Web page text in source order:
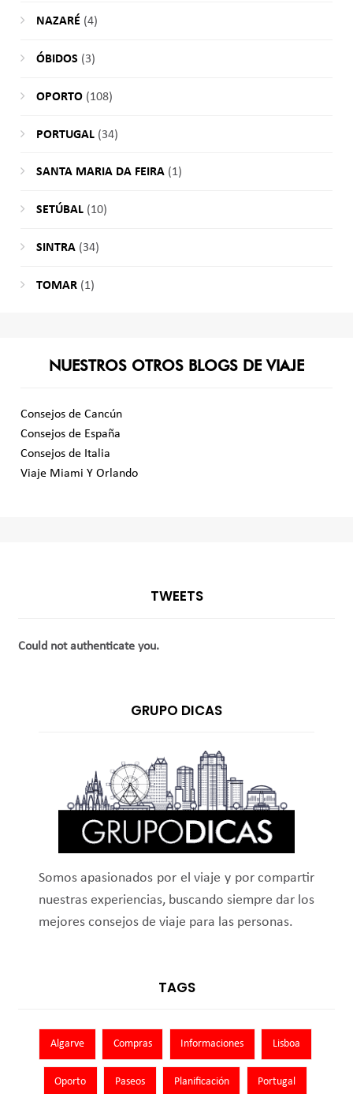
NAZARÉ (4)
ÓBIDOS (3)
OPORTO(108)
PORTUGAL(34)
SANTA MARIA DA FEIRA(1)
SETÚBAL(10)
SINTRA(34)
TOMAR(1)
NUESTROS OTROS BLOGS DE VIAJE
Consejos de Cancún
Consejos de España
Consejos de Italia
Viaje Miami Y Orlando
TWEETS
Could not authenticate you.
GRUPO DICAS
Somos apasionados por el viaje y por compartir
nuestras experiencias, buscando siempre dar los
mejores consejos de viaje para las personas.
TAGS
Algarve Compras Informaciones Lisboa
Oporto Paseos Planificación Portugal